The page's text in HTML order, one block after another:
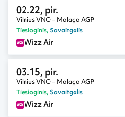
02.22, pir.
Vilnius VNO – Malaga AGP
Tiesioginis, Savaitgalis
Wizz Air
03.15, pir.
Vilnius VNO – Malaga AGP
Tiesioginis, Savaitgalis
Wizz Air